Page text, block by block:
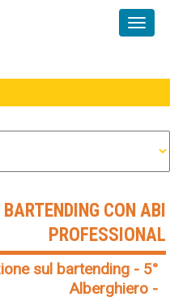
CON ABI
PROFESSIONAL
sul bartending - 5°
Alberghiero -